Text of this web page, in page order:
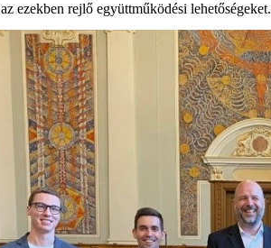
ezekben rejlő együttműködési lehetőségeket.